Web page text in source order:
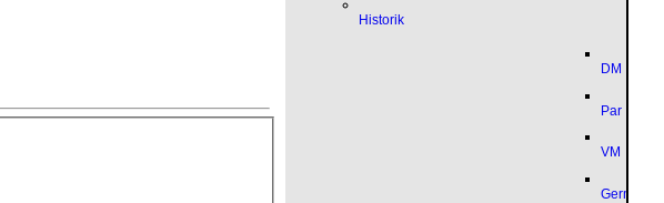
Historik
DM
Par
VM
German